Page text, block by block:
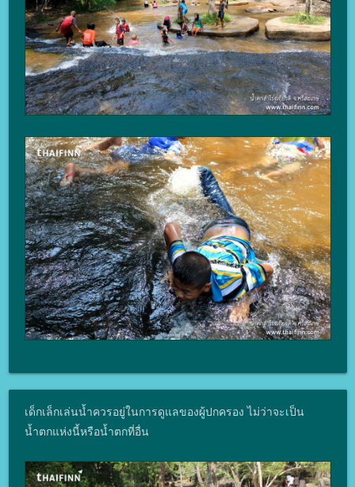
เด็กเล็กเล่นน้ำควรอยู่ในการดูแลของผู้ปกครอง ไม่ว่าจะเป็น
น้ำตกแห่งนี้หรือน้ำตกที่อื่น